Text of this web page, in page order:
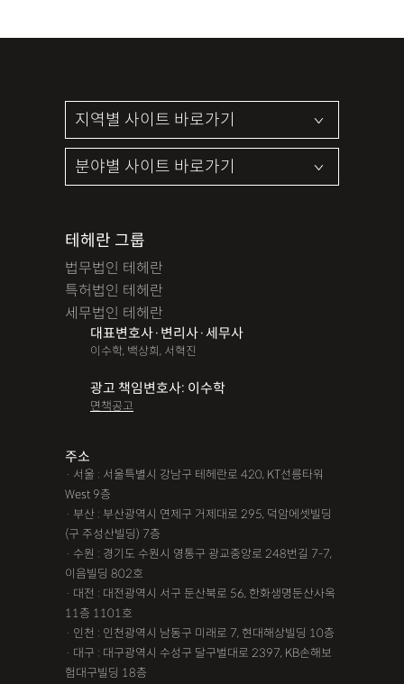
테헤란 그룹
법무법인 테헤란
특허법인 테헤란
세무법인 테헤란
대표변호사·변리사·세무사
이수학, 백상희, 서혁진
광고 책임변호사: 이수학
면책공고
주소
· 서울 : 서울특별시 강남구 테헤란로 420, KT선릉타워
West 9층
· 부산 : 부산광역시 연제구 거제대로 295, 덕암에셋빌딩
(구 주성산빌딩) 7층
· 수원 : 경기도 수원시 영통구 광교중앙로 248번길 7-7,
이음빌딩 802호
· 대전 : 대전광역시 서구 둔산북로 56, 한화생명둔산사옥
11층 1101호
· 인천 : 인천광역시 남동구 미래로 7, 현대해상빌딩 10층
· 대구 : 대구광역시 수성구 달구벌대로 2397, KB손해보
험대구빌딩 18층